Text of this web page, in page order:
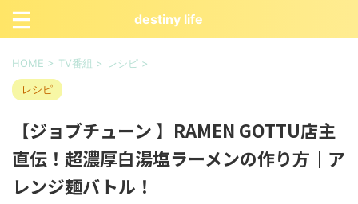
destiny life
HOME > TV番組 > レシピ >
レシピ
【ジョブチューン 】RAMEN GOTTU店主
直伝！超濃厚白湯塩ラーメンの作り方｜ア
レンジ麺バトル！